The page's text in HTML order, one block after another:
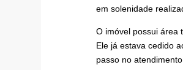
em solenidade
O imóvel possui área
Ele já estava cedido
passo no